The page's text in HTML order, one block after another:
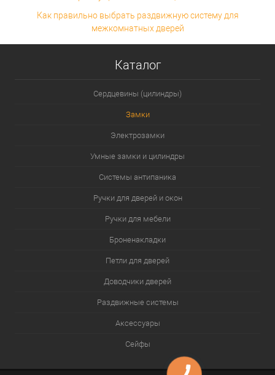
Как правильно выбрать раздвижную систему для
межкомнатных дверей
Каталог
Сердцевины (цилиндры)
Замки
Электрозамки
Умные замки и цилиндры
Системы антипаника
Ручки для дверей и окон
Ручки для мебели
Броненакладки
Петли для дверей
Доводчики дверей
Раздвижные системы
Аксессуары
Сейфы